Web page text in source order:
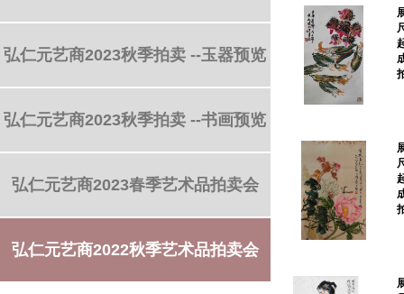
弘仁元艺商2023秋季拍卖 --玉器预览
弘仁元艺商2023秋季拍卖 --书画预览
弘仁元艺商2023春季艺术品拍卖会
弘仁元艺商2022秋季艺术品拍卖会